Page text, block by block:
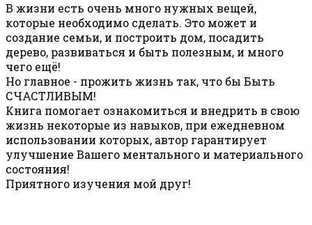
В жизни есть очень много нужных вещей,
которые необходимо сделать. Это может и
создание семьи, и построить дом, посадить
дерево, развиваться и быть полезным, и много
чего ещё!
Но главное - прожить жизнь так, что бы Быть
СЧАСТЛИВЫМ!
Книга помогает ознакомиться и внедрить в свою
жизнь некоторые из навыков, при ежедневном
использовании которых, автор гарантирует
улучшение Вашего ментального и материального
состояния!
Приятного изучения мой друг!